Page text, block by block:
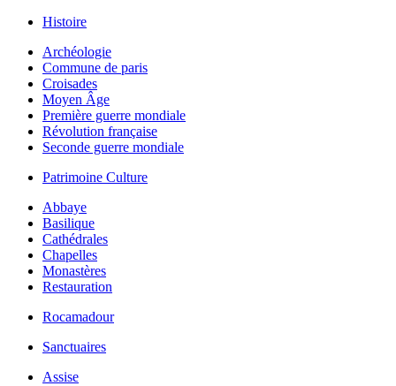
Histoire
Archéologie
Commune de paris
Croisades
Moyen Âge
Première guerre mondiale
Révolution française
Seconde guerre mondiale
Patrimoine Culture
Abbaye
Basilique
Cathédrales
Chapelles
Monastères
Restauration
Rocamadour
Sanctuaires
Assise